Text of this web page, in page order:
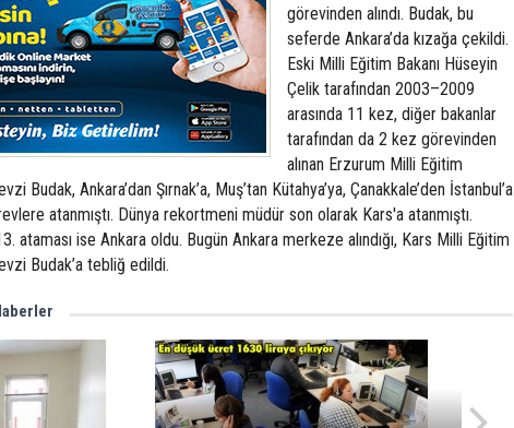
görevinden alındı. Budak, bu
seferde Ankara’da kızağa çekildi.
Eski Milli Eğitim Bakanı Hüseyin
Çelik tarafından 2003–2009
arasında 11 kez, diğer bakanlar
tarafından da 2 kez görevinden
alınan Erzurum Milli Eğitim
Budak, Ankara’dan Şırnak’a, Muş’tan Kütahya’ya, Çanakkale’den İstanbul’a
atanmıştı. Dünya rekortmeni müdür son olarak Kars'a atanmıştı.
ataması ise Ankara oldu. Bugün Ankara merkeze alındığı, Kars Milli Eğitim
Budak’a tebliğ edildi.